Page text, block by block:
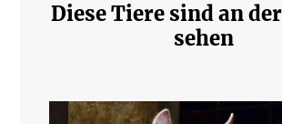
Diese Tiere sind an
sehen